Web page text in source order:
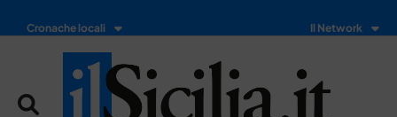
Cronache locali Il Network